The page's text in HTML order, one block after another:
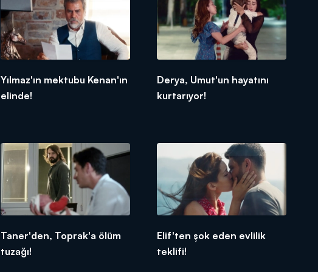
Yılmaz'ın mektubu Kenan'ın
elinde!
Derya, Umut'un hayatını
kurtarıyor!
Taner'den, Toprak'a ölüm
tuzağı!
Elif'ten şok eden evlilik
teklifi!